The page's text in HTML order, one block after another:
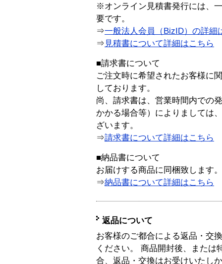
※オンライン見積書発行には、
要です。
⇒一般法人会員（BizID）の詳細
⇒ 見積書について詳細はこちら
■請求書について
ご注文時に希望されたお客様に
しております。
尚、請求書は、営業時間内での
かかる場合等）によりましては
ざいます。
⇒請求書について詳細はこちら
■納品書について
お届けする商品に同梱致します。
⇒納品書について詳細はこちら
返品について
お客様のご都合による返品・交
ください。 商品開封後、または
合、返品・交換はお受けいたし